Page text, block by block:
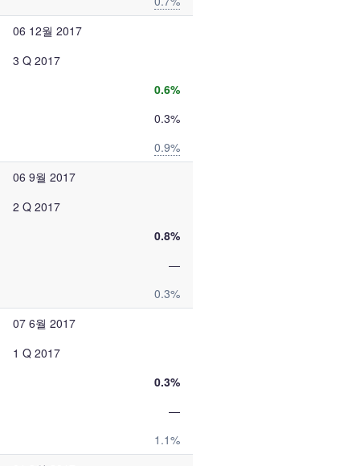
06 12월 2017
3 Q 2017
0.6%
0.3%
0.9%
06 9월 2017
2 Q 2017
0.8%
—
0.3%
07 6월 2017
1 Q 2017
0.3%
—
1.1%